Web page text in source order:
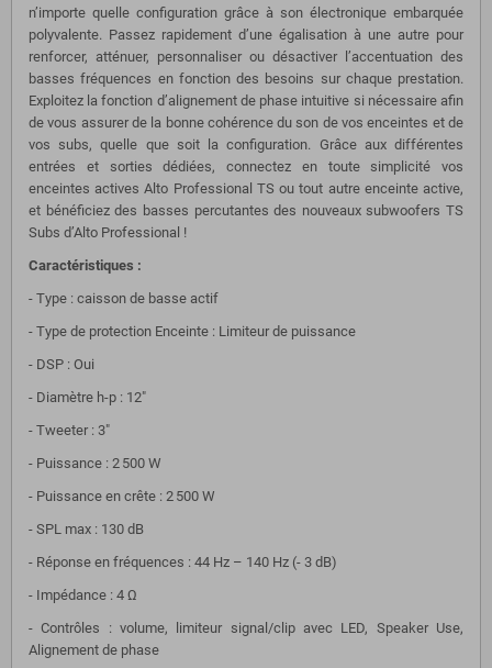
n’importe quelle configuration grâce à son électronique embarquée
polyvalente. Passez rapidement d’une égalisation à une autre pour
renforcer, atténuer, personnaliser ou désactiver l’accentuation des
basses fréquences en fonction des besoins sur chaque prestation.
Exploitez la fonction d’alignement de phase intuitive si nécessaire afin
de vous assurer de la bonne cohérence du son de vos enceintes et de
vos subs, quelle que soit la configuration. Grâce aux différentes
entrées et sorties dédiées, connectez en toute simplicité vos
enceintes actives Alto Professional TS ou tout autre enceinte active,
et bénéficiez des basses percutantes des nouveaux subwoofers TS
Subs d’Alto Professional !
Caractéristiques :
- Type : caisson de basse actif
- Type de protection Enceinte : Limiteur de puissance
- DSP : Oui
- Diamètre h-p : 12"
- Tweeter : 3"
- Puissance : 2 500 W
- Puissance en crête : 2 500 W
- SPL max : 130 dB
- Réponse en fréquences : 44 Hz – 140 Hz (- 3 dB)
- Impédance : 4 Ω
- Contrôles : volume, limiteur signal/clip avec LED, Speaker Use,
Alignement de phase